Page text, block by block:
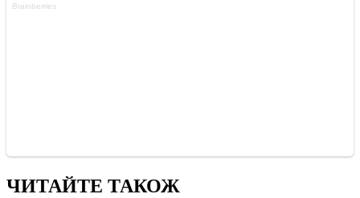
ЧИТАЙТЕ ТАКОЖ